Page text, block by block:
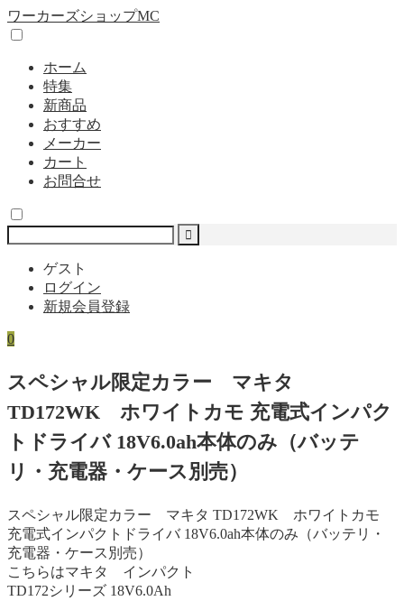
ワーカーズショップMC
ホーム
特集
新商品
おすすめ
メーカー
カート
お問合せ
ゲスト
ログイン
新規会員登録
0
スペシャル限定カラー マキタ
TD172WK ホワイトカモ 充電式インパク
トドライバ 18V6.0ah本体のみ（バッテ
リ・充電器・ケース別売）
スペシャル限定カラー マキタ TD172WK ホワイトカモ
充電式インパクトドライバ 18V6.0ah本体のみ（バッテリ・
充電器・ケース別売）
こちらはマキタ インパクト
TD172シリーズ 18V6.0Ah